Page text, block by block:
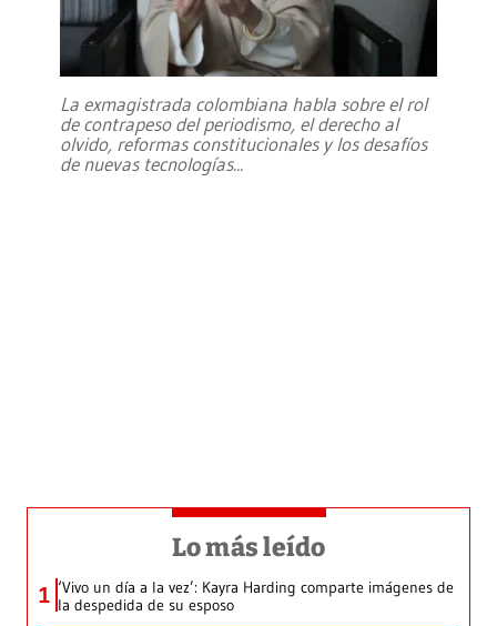
La exmagistrada colombiana habla sobre el rol
de contrapeso del periodismo, el derecho al
olvido, reformas constitucionales y los desafíos
de nuevas tecnologías...
Lo más leído
1 ‘Vivo un día a la vez’: Kayra Harding comparte imágenes de
la despedida de su esposo